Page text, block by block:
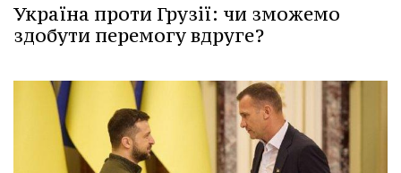
Україна проти Грузії: чи зможемо
здобути перемогу вдруге?